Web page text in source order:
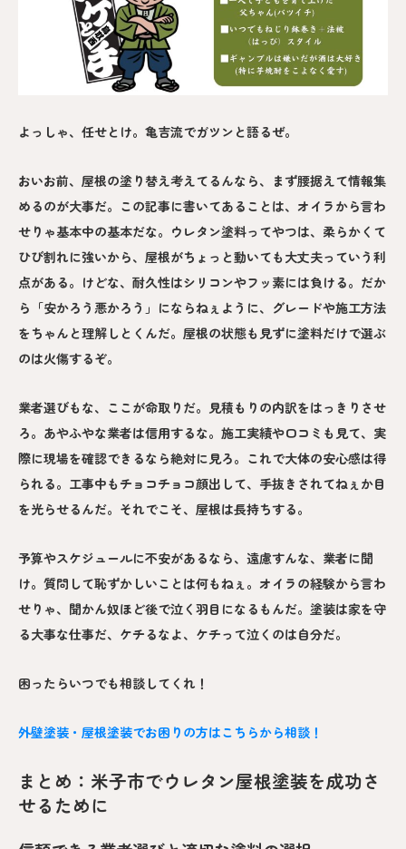
よっしゃ、任せとけ。亀吉流でガツンと語るぜ。
おいお前、屋根の塗り替え考えてるんなら、まず腰据えて情報集
めるのが大事だ。この記事に書いてあることは、オイラから言わ
せりゃ基本中の基本だな。ウレタン塗料ってやつは、柔らかくて
ひび割れに強いから、屋根がちょっと動いても大丈夫っていう利
点がある。けどな、耐久性はシリコンやフッ素には負ける。だか
ら「安かろう悪かろう」にならねぇように、グレードや施工方法
をちゃんと理解しとくんだ。屋根の状態も見ずに塗料だけで選ぶ
のは火傷するぞ。
業者選びもな、ここが命取りだ。見積もりの内訳をはっきりさせ
ろ。あやふやな業者は信用するな。施工実績や口コミも見て、実
際に現場を確認できるなら絶対に見ろ。これで大体の安心感は得
られる。工事中もチョコチョコ顔出して、手抜きされてねぇか目
を光らせるんだ。それでこそ、屋根は長持ちする。
予算やスケジュールに不安があるなら、遠慮すんな、業者に聞
け。質問して恥ずかしいことは何もねぇ。オイラの経験から言わ
せりゃ、聞かん奴ほど後で泣く羽目になるもんだ。塗装は家を守
る大事な仕事だ、ケチるなよ、ケチって泣くのは自分だ。
困ったらいつでも相談してくれ！
外壁塗装・屋根塗装でお困りの方はこちらから相談！
まとめ：米子市でウレタン屋根塗装を成功さ
せるために